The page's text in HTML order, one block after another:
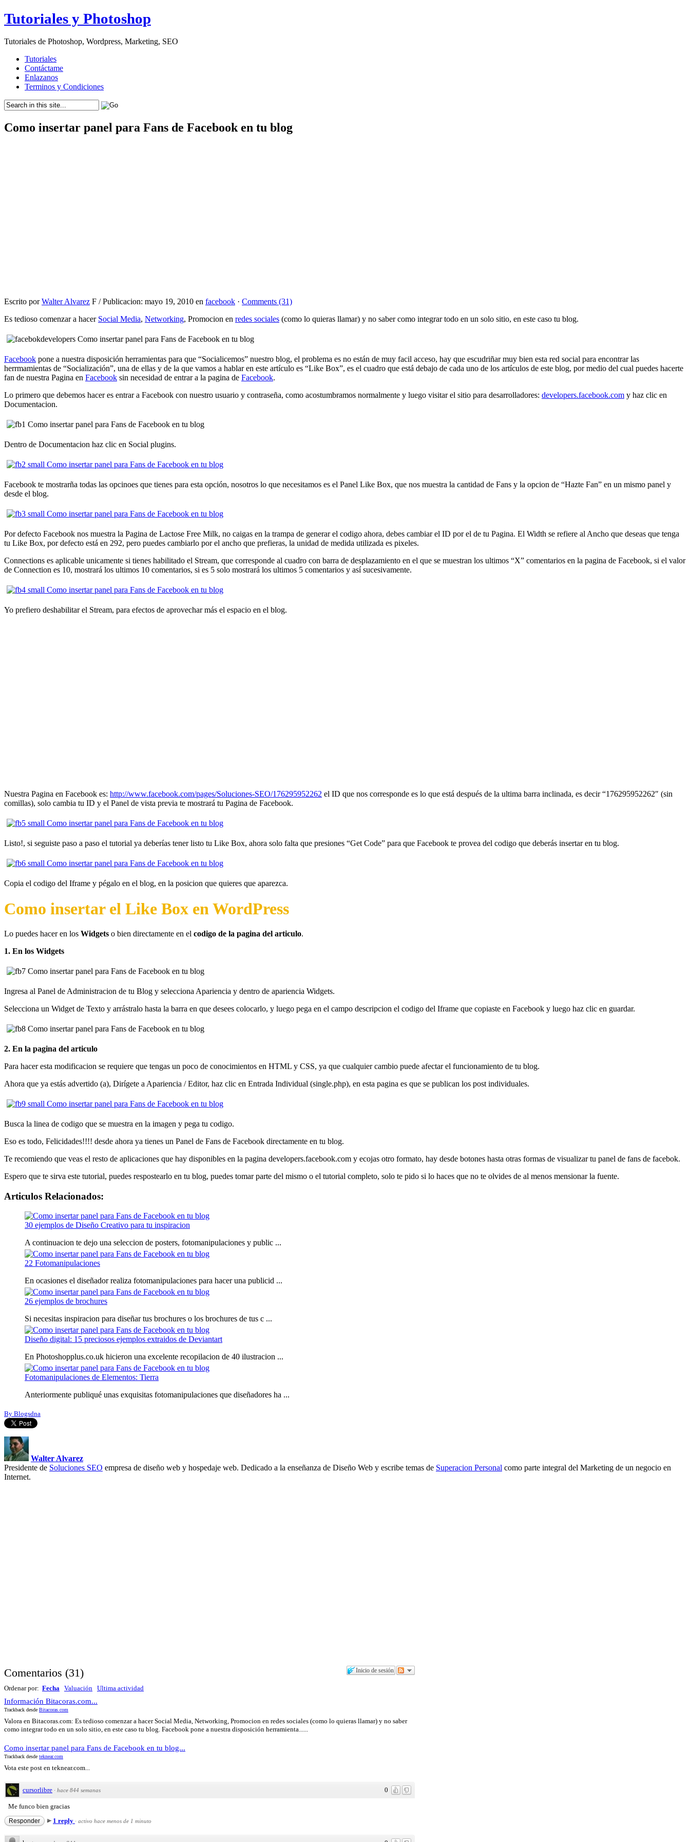
Tutoriales y Photoshop
Tutoriales de Photoshop, Wordpress, Marketing, SEO
Tutoriales
Contáctame
Enlazanos
Terminos y Condiciones
Como insertar panel para Fans de Facebook en tu blog
Escrito porWalter Alvarez F / Publicacion: mayo 19, 2010 en facebook · Comments (31)
Es tedioso comenzar a hacer Social Media, Networking, Promocion en redes sociales (como lo quieras llamar) y no saber como integrar todo en un solo sitio, en este caso tu blog.
Facebook pone a nuestra disposición herramientas para que “Socialicemos” nuestro blog, el problema es no están de muy facil acceso, hay que escudriñar muy bien esta red social para encontrar las
herrmamientas de “Socialización”, una de ellas y de la que vamos a hablar en este artículo es “Like Box”, es el cuadro que está debajo de cada uno de los artículos de este blog, por medio del cual puedes hacerte
fan de nuestra Pagina en Facebook sin necesidad de entrar a la pagina de Facebook.
Lo primero que debemos hacer es entrar a Facebook con nuestro usuario y contraseña, como acostumbramos normalmente y luego visitar el sitio para desarrolladores: developers.facebook.com y haz clic en
Documentacion.
Dentro de Documentacion haz clic en Social plugins.
Facebook te mostrarña todas las opcinoes que tienes para esta opción, nosotros lo que necesitamos es el Panel Like Box, que nos muestra la cantidad de Fans y la opcion de “Hazte Fan” en un mismo panel y
desde el blog.
Por defecto Facebook nos muestra la Pagina de Lactose Free Milk, no caigas en la trampa de generar el codigo ahora, debes cambiar el ID por el de tu Pagina. El Width se refiere al Ancho que deseas que tenga
tu Like Box, por defecto está en 292, pero puedes cambiarlo por el ancho que prefieras, la unidad de medida utilizada es pixeles.
Connections es aplicable unicamente si tienes habilitado el Stream, que corresponde al cuadro con barra de desplazamiento en el que se muestran los ultimos “X” comentarios en la pagina de Facebook, si el valor
de Connection es 10, mostrará los ultimos 10 comentarios, si es 5 solo mostrará los ultimos 5 comentarios y así sucesivamente.
Yo prefiero deshabilitar el Stream, para efectos de aprovechar más el espacio en el blog.
Nuestra Pagina en Facebook es: http://www.facebook.com/pages/Soluciones-SEO/176295952262 el ID que nos corresponde es lo que está después de la ultima barra inclinada, es decir “176295952262″ (sin
comillas), solo cambia tu ID y el Panel de vista previa te mostrará tu Pagina de Facebook.
Listo!, si seguiste paso a paso el tutorial ya deberías tener listo tu Like Box, ahora solo falta que presiones “Get Code” para que Facebook te provea del codigo que deberás insertar en tu blog.
Copia el codigo del Iframe y pégalo en el blog, en la posicion que quieres que aparezca.
Como insertar el Like Box en WordPress
Lo puedes hacer en los Widgets o bien directamente en el codigo de la pagina del articulo.
1. En los Widgets
Ingresa al Panel de Administracion de tu Blog y selecciona Apariencia y dentro de apariencia Widgets.
Selecciona un Widget de Texto y arrástralo hasta la barra en que desees colocarlo, y luego pega en el campo descripcion el codigo del Iframe que copiaste en Facebook y luego haz clic en guardar.
2. En la pagina del articulo
Para hacer esta modificacion se requiere que tengas un poco de conocimientos en HTML y CSS, ya que cualquier cambio puede afectar el funcionamiento de tu blog.
Ahora que ya estás advertido (a), Dirígete a Apariencia / Editor, haz clic en Entrada Individual (single.php), en esta pagina es que se publican los post individuales.
Busca la linea de codigo que se muestra en la imagen y pega tu codigo.
Eso es todo, Felicidades!!!! desde ahora ya tienes un Panel de Fans de Facebook directamente en tu blog.
Te recomiendo que veas el resto de aplicaciones que hay disponibles en la pagina developers.facebook.com y ecojas otro formato, hay desde botones hasta otras formas de visualizar tu panel de fans de facebok.
Espero que te sirva este tutorial, puedes respostearlo en tu blog, puedes tomar parte del mismo o el tutorial completo, solo te pido si lo haces que no te olvides de al menos mensionar la fuente.
Articulos Relacionados:
30 ejemplos de Diseño Creativo para tu inspiracion
A continuacion te dejo una seleccion de posters, fotomanipulaciones y public ...
22 Fotomanipulaciones
En ocasiones el diseñador realiza fotomanipulaciones para hacer una publicid ...
26 ejemplos de brochures
Si necesitas inspiracion para diseñar tus brochures o los brochures de tus c ...
Diseño digital: 15 preciosos ejemplos extraidos de Deviantart
En Photoshopplus.co.uk hicieron una excelente recopilacion de 40 ilustracion ...
Fotomanipulaciones de Elementos: Tierra
Anteriormente publiqué unas exquisitas fotomanipulaciones que diseñadores ha ...
By Blogsdna
Walter Alvarez
Presidente de Soluciones SEO empresa de diseño web y hospedaje web. Dedicado a la enseñanza de Diseño Web y escribe temas de Superacion Personal como parte integral del Marketing de un negocio en
Internet.
Inicio de sesión
Comentarios (31)
Ordenar por: Fecha Valuación Ultima actividad
Información Bitacoras.com...
Trackback desde Bitacoras.com
Valora en Bitacoras.com: Es tedioso comenzar a hacer Social Media, Networking, Promocion en redes sociales (como lo quieras llamar) y no saber
como integrar todo en un solo sitio, en este caso tu blog. Facebook pone a nuestra disposición herramienta......
Como insertar panel para Fans de Facebook en tu blog...
Trackback desde teknear.com
Vota este post en teknear.com...
0
cursorlibre · hace 844 semanas
Me funco bien gracias
Responder 1 reply · activo hace menos de 1 minuto